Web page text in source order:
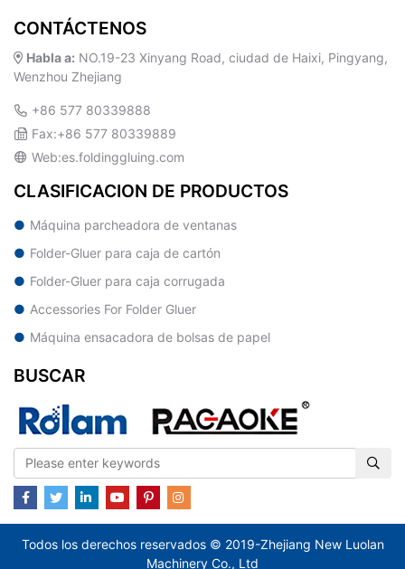
CONTÁCTENOS
Habla a: NO.19-23 Xinyang Road, ciudad de Haixi, Pingyang,
Wenzhou Zhejiang
+86 577 80339888
Fax:+86 577 80339889
Web:es.foldinggluing.com
CLASIFICACION DE PRODUCTOS
Máquina parcheadora de ventanas
Folder-Gluer para caja de cartón
Folder-Gluer para caja corrugada
Accessories For Folder Gluer
Máquina ensacadora de bolsas de papel
BUSCAR
Todos los derechos reservados © 2019-Zhejiang New Luolan
Machinery Co., Ltd